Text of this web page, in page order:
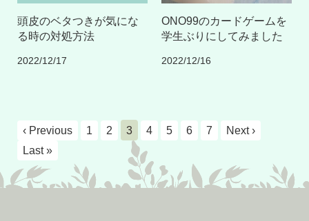
頭皮のベタつきが気にな
る時の対処方法
2022/12/17
ONO99のカードゲームを
学生ぶりにしてみました
2022/12/16
‹ Previous 1 2 3 4 5 6 7
Next ›
Last »